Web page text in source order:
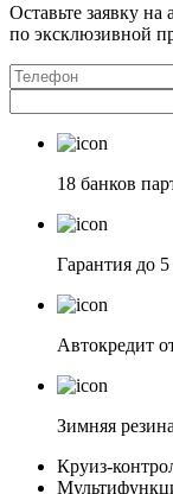
Оставьте заявку на
по эксклюзивной
18 банков
Гарантия до 5
Автокредит
Зимняя
Круиз-